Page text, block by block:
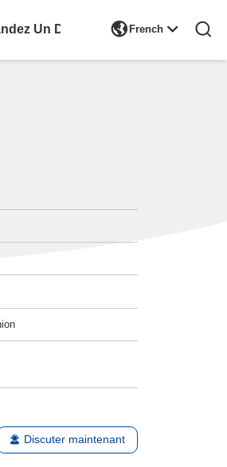
Un Devis French 
Discuter maintenant